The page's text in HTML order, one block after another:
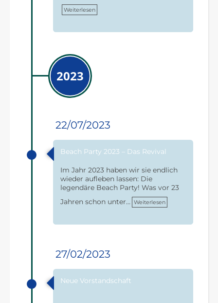
Weiterlesen
2023
22/07/2023
Beach Party 2023 – Das Revival
Im Jahr 2023 haben wir sie endlich
wieder aufleben lassen: Die
legendäre Beach Party! Was vor 23
Jahren schon unter… Weiterlesen
27/02/2023
Neue Vorstandschaft